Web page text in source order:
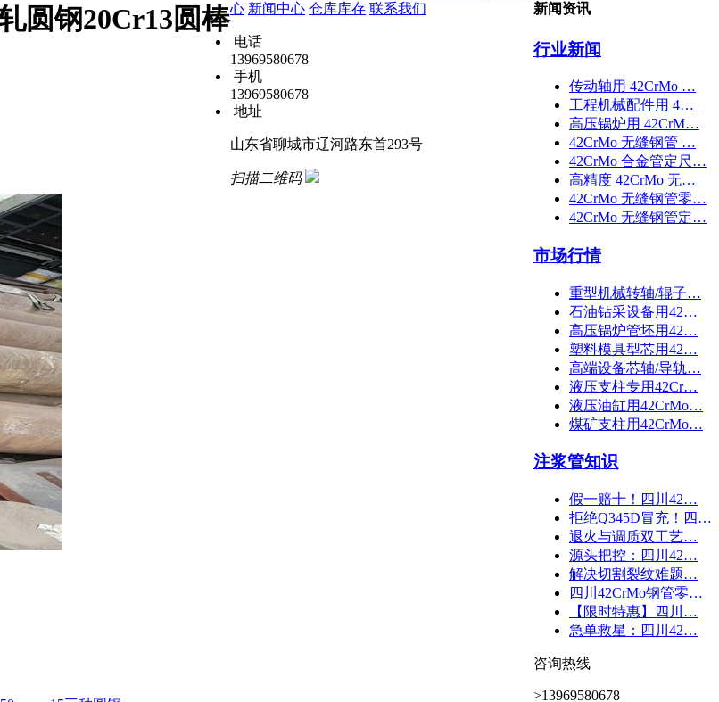
新闻资讯
行业新闻
传动轴用 42CrMo …
工程机械配件用 4…
高压锅炉用 42CrM…
42CrMo 无缝钢管 …
42CrMo 合金管定尺…
高精度 42CrMo 无…
42CrMo 无缝钢管零…
42CrMo 无缝钢管定…
市场行情
重型机械转轴/辊子…
石油钻采设备用42…
高压锅炉管坯用42…
塑料模具型芯用42…
高端设备芯轴/导轨…
液压支柱专用42Cr…
液压油缸用42CrMo…
煤矿支柱用42CrMo…
注浆管知识
假一赔十！四川42…
拒绝Q345D冒充！四…
退火与调质双工艺…
源头把控：四川42…
解决切割裂纹难题…
四川42CrMo钢管零…
【限时特惠】四川…
急单救星：四川42…
咨询热线
>13969580678
圆钢20Cr13圆棒心 新闻中心 仓库库存 联系我们
电话
13969580678
手机
13969580678
地址
山东省聊城市辽河路东首293号
扫描二维码